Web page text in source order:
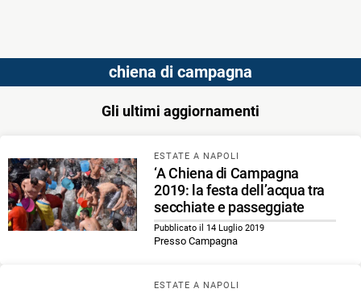
chiena di campagna
Gli ultimi aggiornamenti
ESTATE A NAPOLI
‘A Chiena di Campagna
2019: la festa dell’acqua tra
secchiate e passeggiate
Pubblicato il 14 Luglio 2019
Presso Campagna
ESTATE A NAPOLI